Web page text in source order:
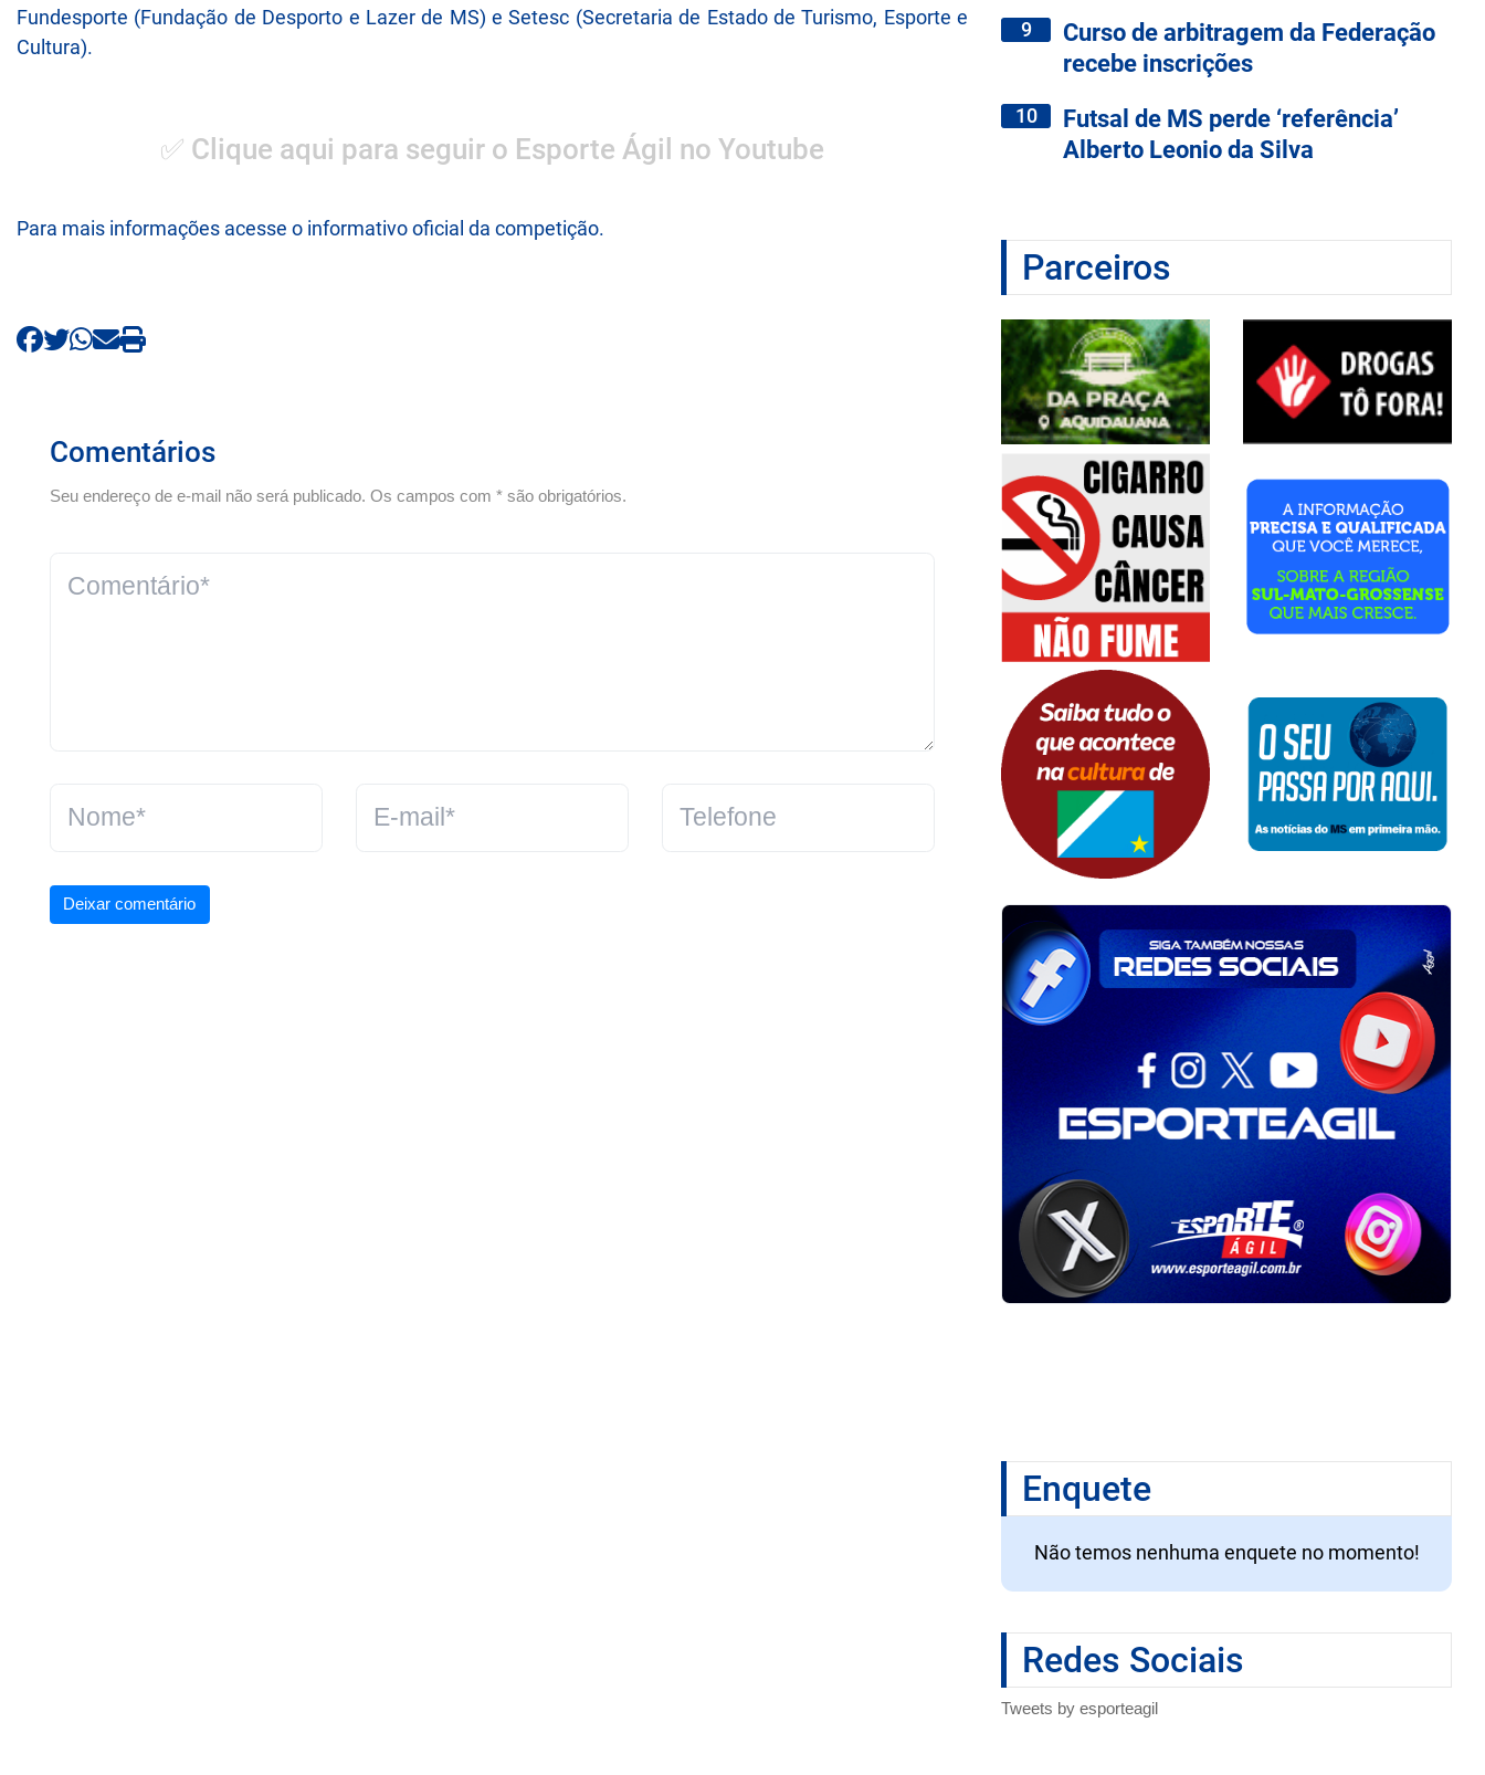
Fundesporte (Fundação de Desporto e Lazer de MS) e Setesc (Secretaria de Estado de Turismo, Esporte e
Cultura).
✅ Clique aqui para seguir o Esporte Ágil no Youtube
Para mais informações acesse o informativo oficial da competição.
Comentários
Seu endereço de e-mail não será publicado. Os campos com * são obrigatórios.
Deixar comentário
9
Curso de arbitragem da Federação
recebe inscrições
10
Futsal de MS perde ‘referência’
Alberto Leonio da Silva
Parceiros
Enquete
Não temos nenhuma enquete no momento!
Redes Sociais
Tweets by esporteagil